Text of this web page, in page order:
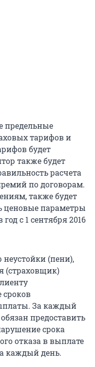
предельные
тарифов и
будет
также будет
расчета
по договорам.
также будет
ценовые параметры
с 1 сентября 2016
(пени),
(страховщик)
сроков
За каждый
предоставить
срока
отказа в выплате
каждый день.